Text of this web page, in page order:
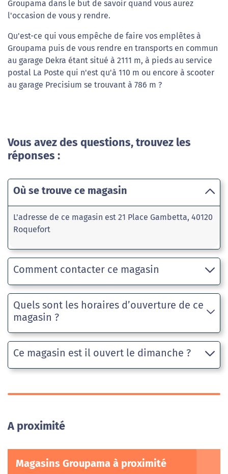
Groupama dans le but de savoir quand vous aurez
l'occasion de vous y rendre.
Qu'est-ce qui vous empêche de faire vos emplêtes à
Groupama puis de vous rendre en transports en commun
au garage Dekra étant situé à 2111 m, à pieds au service
postal La Poste qui n'est qu'à 110 m ou encore à scooter
au garage Precisium se trouvant à 786 m ?
Vous avez des questions, trouvez les
réponses :
Où se trouve ce magasin
L'adresse de ce magasin est 21 Place Gambetta, 40120
Roquefort
Comment contacter ce magasin
Quels sont les horaires d’ouverture de ce
magasin ?
Ce magasin est il ouvert le dimanche ?
A proximité
Magasins Groupama à proximité